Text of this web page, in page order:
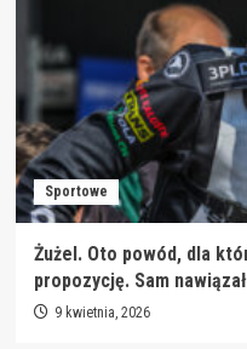
Sportowe
Żużel. Oto powód, dla
propozycję. Sam
9 kwietnia, 2026